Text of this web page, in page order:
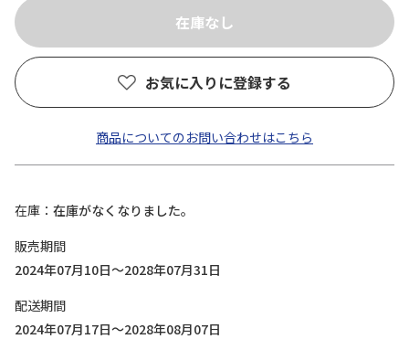
お気に入りに登録する
商品についてのお問い合わせはこちら
在庫
在庫がなくなりました。
販売期間
2024年07月10日～2028年07月31日
配送期間
2024年07月17日～2028年08月07日